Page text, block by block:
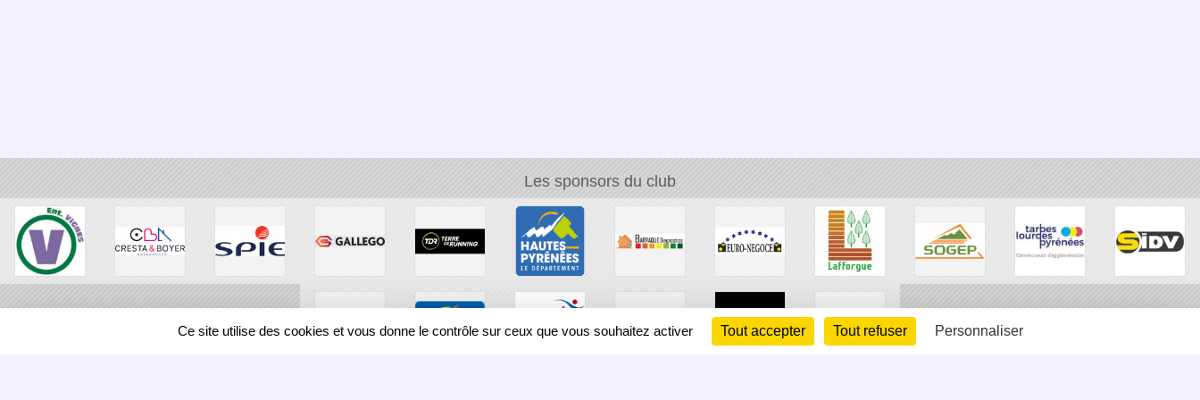
Les sponsors du club
Ce site utilise des cookies et vous donne le contrôle sur ceux que vous souhaitez activer Tout accepter Tout refuser Personnaliser